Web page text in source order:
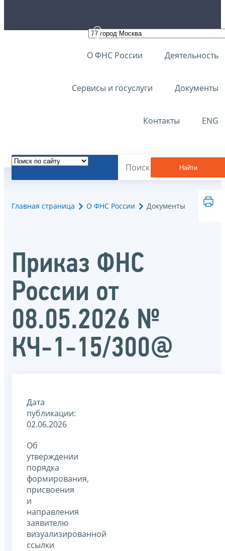
О ФНС России Деятельность
Сервисы и госуслуги Документы
Контакты ENG
Найти
Главная страница О ФНС России Документы
Приказ ФНС
России от
08.05.2026 №
КЧ-1-15/300@
Дата
публикации:
02.06.2026
Об
утверждении
порядка
формирования,
присвоения
и
направления
заявителю
визуализированной
ссылки